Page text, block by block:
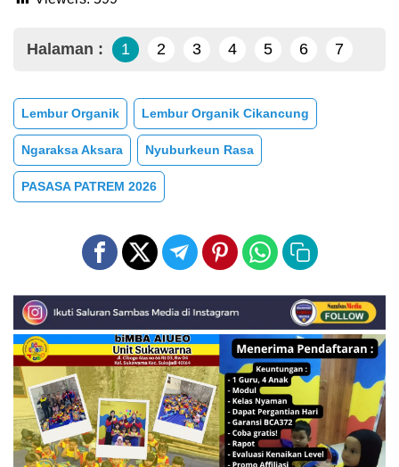
Halaman : 1 2 3 4 5 6 7
Lembur Organik Lembur Organik Cikancung
Ngaraksa Aksara Nyuburkeun Rasa
PASASA PATREM 2026